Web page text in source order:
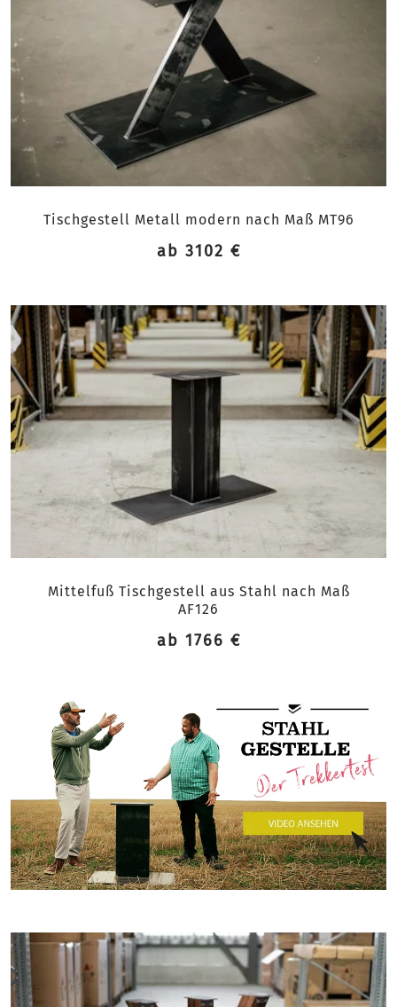
Tischgestell Metall modern nach Maß MT96
ab 3102 €
Mittelfuß Tischgestell aus Stahl nach Maß
AF126
ab 1766 €